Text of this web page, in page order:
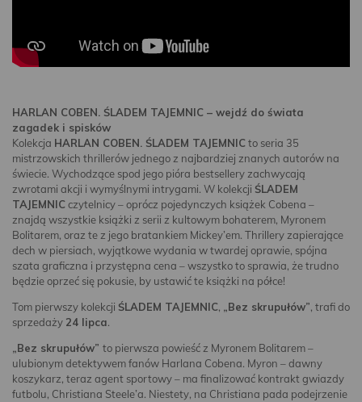
HARLAN COBEN. ŚLADEM TAJEMNIC – wejdź do świata
zagadek i spisków
Kolekcja HARLAN COBEN. ŚLADEM TAJEMNICto seria 35
mistrzowskich thrillerów jednego z najbardziej znanych autorów na
świecie. Wychodzące spod jego pióra bestsellery zachwycają
zwrotami akcji i wymyślnymi intrygami. W kolekcji ŚLADEM
TAJEMNICczytelnicy – oprócz pojedynczych książek Cobena –
znajdą wszystkie książki z serii z kultowym bohaterem, Myronem
Bolitarem, oraz te z jego bratankiem Mickey’em. Thrillery zapierające
dech w piersiach, wyjątkowe wydania w twardej oprawie, spójna
szata graficzna i przystępna cena – wszystko to sprawia, że trudno
będzie oprzeć się pokusie, by ustawić te książki na półce!
Tom pierwszy kolekcji ŚLADEM TAJEMNIC, „Bez skrupułów”, trafi do
sprzedaży 24 lipca.
„Bez skrupułów” to pierwsza powieść z Myronem Bolitarem –
ulubionym detektywem fanów Harlana Cobena. Myron – dawny
koszykarz, teraz agent sportowy – ma finalizować kontrakt gwiazdy
futbolu, Christiana Steele’a. Niestety, na Christiana pada podejrzenie